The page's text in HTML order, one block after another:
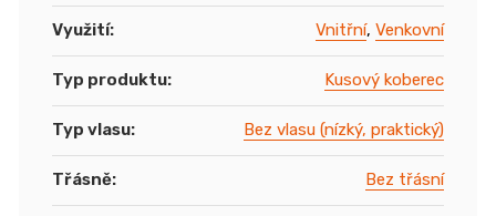
Využití: Vnitřní, Venkovní
Typ produktu: Kusový koberec
Typ vlasu: Bez vlasu (nízký, praktický)
Třásně: Bez třásní